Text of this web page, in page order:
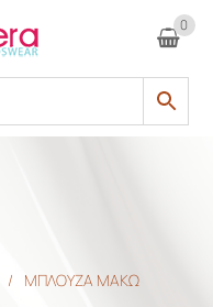
0
/ ΜΠΛΟΥΖΑ ΜΑΚΩ